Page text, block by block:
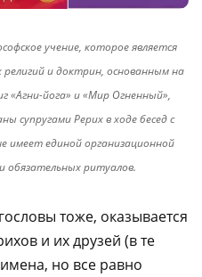
учение, которое является
и доктрин, основанным на
«Агни-йога» и «Мир Огненный»,
супругами Рерих в ходе бесед с
имеет единой организационной
обязательных ритуалов.
тоже, оказывается
и их друзей (в те
но все равно